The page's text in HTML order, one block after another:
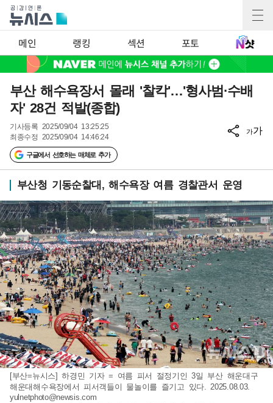
메인 랭킹 섹션 포토
부산 해수욕장서 몰래 '찰칵'…'형사범·수배
자' 28건 적발(종합)
기사등록 2025/09/04 13:25:25
최종수정 2025/09/04 14:46:24
구글에서 선호하는 매체로 추가
가가
부산청 기동순찰대, 해수욕장 여름 경찰관서 운영
[부산=뉴시스] 하경민 기자 = 여름 피서 절정기인 3일 부산 해운대구
해운대해수욕장에서 피서객들이 물놀이를 즐기고 있다. 2025.08.03.
yulnetphoto@newsis.com